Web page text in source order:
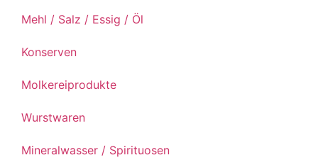
Mehl / Salz / Essig / Öl
Konserven
Molkereiprodukte
Wurstwaren
Mineralwasser / Spirituosen